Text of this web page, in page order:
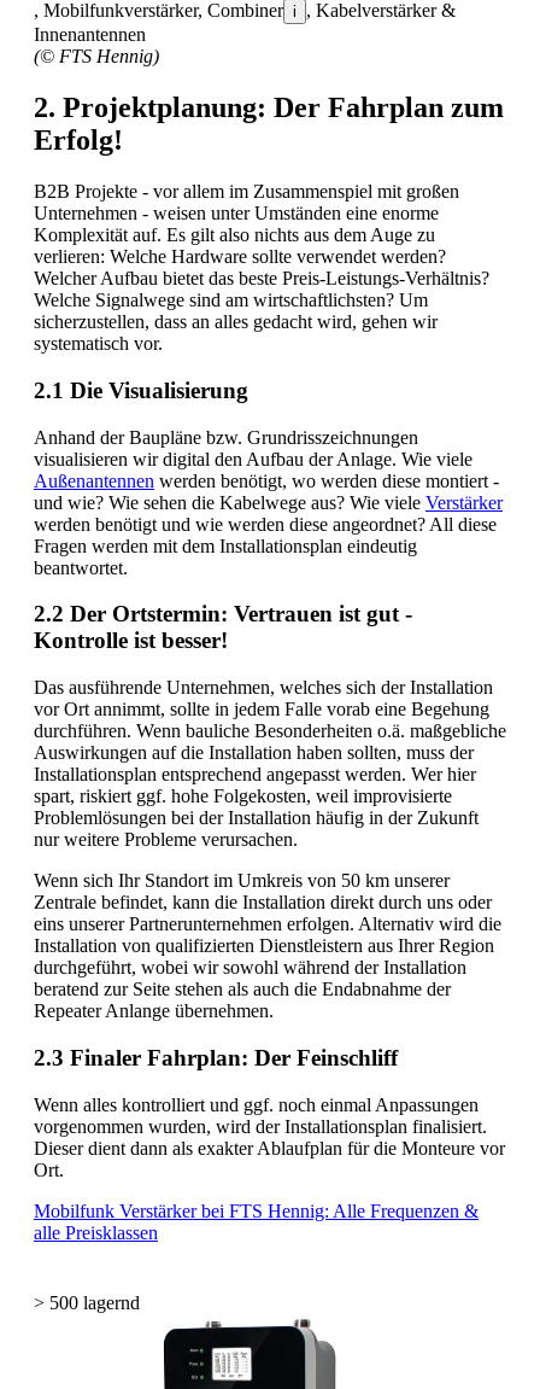
, Mobilfunkverstärker, Combiner i
, Kabelverstärker &
Innenantennen
(© FTS Hennig)
2. Projektplanung: Der Fahrplan zum
Erfolg!
B2B Projekte - vor allem im Zusammenspiel mit großen
Unternehmen - weisen unter Umständen eine enorme
Komplexität auf. Es gilt also nichts aus dem Auge zu
verlieren: Welche Hardware sollte verwendet werden?
Welcher Aufbau bietet das beste Preis-Leistungs-Verhältnis?
Welche Signalwege sind am wirtschaftlichsten? Um
sicherzustellen, dass an alles gedacht wird, gehen wir
systematisch vor.
2.1 Die Visualisierung
Anhand der Baupläne bzw. Grundrisszeichnungen
visualisieren wir digital den Aufbau der Anlage. Wie viele
Außenantennen werden benötigt, wo werden diese montiert -
und wie? Wie sehen die Kabelwege aus? Wie viele Verstärker
werden benötigt und wie werden diese angeordnet? All diese
Fragen werden mit dem Installationsplan eindeutig
beantwortet.
2.2 Der Ortstermin: Vertrauen ist gut -
Kontrolle ist besser!
Das ausführende Unternehmen, welches sich der Installation
vor Ort annimmt, sollte in jedem Falle vorab eine Begehung
durchführen. Wenn bauliche Besonderheiten o.ä. maßgebliche
Auswirkungen auf die Installation haben sollten, muss der
Installationsplan entsprechend angepasst werden. Wer hier
spart, riskiert ggf. hohe Folgekosten, weil improvisierte
Problemlösungen bei der Installation häufig in der Zukunft
nur weitere Probleme verursachen.
Wenn sich Ihr Standort im Umkreis von 50 km unserer
Zentrale befindet, kann die Installation direkt durch uns oder
eins unserer Partnerunternehmen erfolgen. Alternativ wird die
Installation von qualifizierten Dienstleistern aus Ihrer Region
durchgeführt, wobei wir sowohl während der Installation
beratend zur Seite stehen als auch die Endabnahme der
Repeater Anlange übernehmen.
2.3 Finaler Fahrplan: Der Feinschliff
Wenn alles kontrolliert und ggf. noch einmal Anpassungen
vorgenommen wurden, wird der Installationsplan finalisiert.
Dieser dient dann als exakter Ablaufplan für die Monteure vor
Ort.
Mobilfunk Verstärker bei FTS Hennig: Alle Frequenzen &
alle Preisklassen
> 500 lagernd